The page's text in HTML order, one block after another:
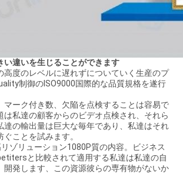
い違いを生じることができます
高度のレベルに遅れずについていく生産のプ
制御のISO9000国際的な品質規格を遂行
マーク付き数、欠陥を点検することは容易で
は私達の顧客からのビデオ点検され、それら
達の輸出量は巨大な毎年であり、私達はそれ
ことを試みます。
ゾリューション1080P質の内容。ビジネス
と比較されて適用する私達は私達の自
開発します、この資源彼らの専有物がないか